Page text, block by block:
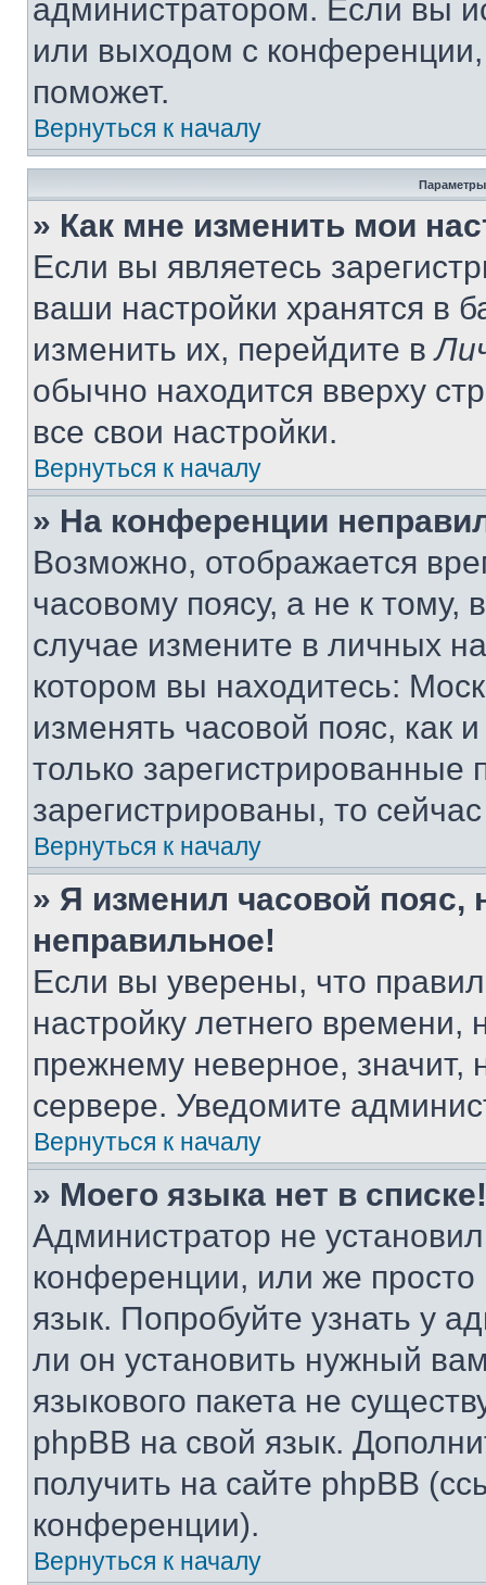
администратором. Если вы
или выходом с
поможет.
Вернуться к началу
Параметры
» Как мне изменить мои
Если вы являетесь
ваши настройки хранятся в
изменить их, перейдите в
обычно находится вверху
все свои настройки.
Вернуться к началу
» На конференции
Возможно, отображается
часовому поясу, а не к тому,
случае измените в личных
котором вы находитесь:
изменять часовой пояс, как
только
зарегистрированы, то
Вернуться к началу
» Я изменил часовой пояс,
неправильное!
Если вы уверены, что
настройку летнего
прежнему неверное, значит,
сервере. Уведомите
Вернуться к началу
» Моего языка нет в списке!
Администратор не
конференции, или же
язык. Попробуйте узнать у
ли он установить нужный
языкового пакета не
phpBB на свой язык.
получить на сайте phpBB
конференции).
Вернуться к началу